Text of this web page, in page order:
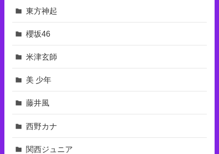
東⽅神起
櫻坂46
米津玄師
美 少年
藤井風
西野カナ
関西ジュニア